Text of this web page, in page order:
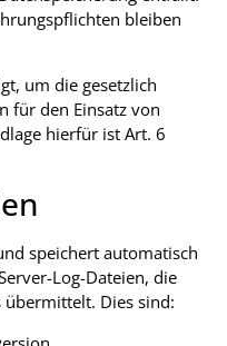
bleiben
um die gesetzlich
für den Einsatz von
hierfür ist Art. 6
speichert automatisch
Log-Dateien, die
Dies sind: